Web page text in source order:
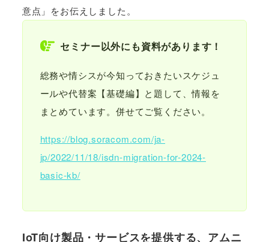
意点」をお伝えしました。
セミナー以外にも資料があります！
総務や情シスが今知っておきたいスケジュ
ールや代替案【基礎編】と題して、情報を
まとめています。併せてご覧ください。
https://blog.soracom.com/ja-
jp/2022/11/18/isdn-migration-for-2024-
basic-kb/
IoT向け製品・サービスを提供する、アムニ